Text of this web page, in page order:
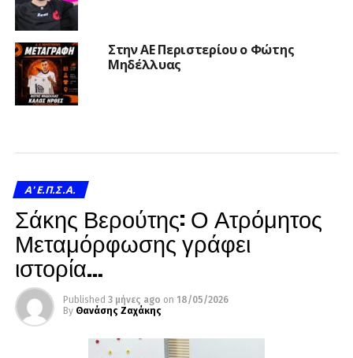
Στην ΑΕ Περιστερίου ο Φώτης
Μηδέλλυας
A' Ε.Π.Σ.Α.
Σάκης Βερούτης: Ο Ατρόμητος
Μεταμόρφωσης γράφει
ιστορία…
Published 3 μήνες ago on 18/05/2026
By Θανάσης Ζαχάκης